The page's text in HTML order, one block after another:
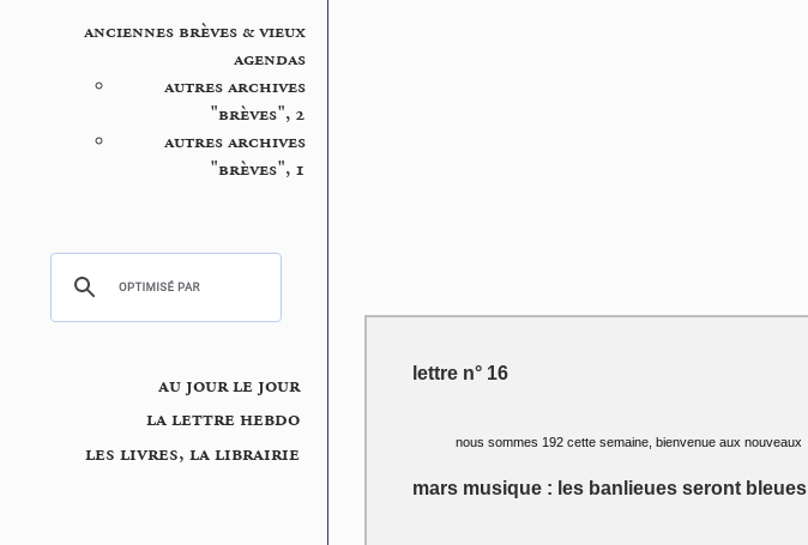
anciennes brèves & vieux
agendas
autres archives
"brèves", 2
autres archives
"brèves", 1
au jour le jour
la lettre hebdo
les livres, la librairie
lettre n° 16
nous sommes 192 cette semaine, bienvenue aux nouveaux
mars musique : les banlieues seront bleues